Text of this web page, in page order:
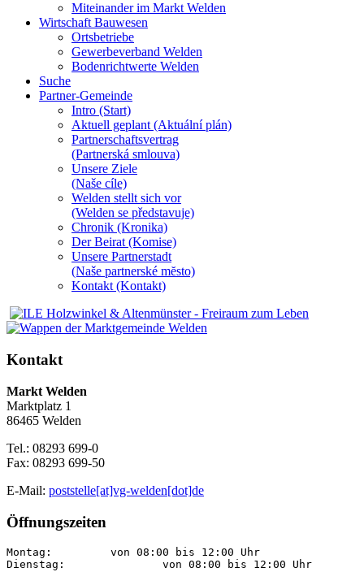
Miteinander im Markt Welden
Wirtschaft Bauwesen
Ortsbetriebe
Gewerbeverband Welden
Bodenrichtwerte Welden
Suche
Partner-Gemeinde
Intro (Start)
Aktuell geplant (Aktuální plán)
Partnerschaftsvertrag
(Partnerská smlouva)
Unsere Ziele
(Naše cíle)
Welden stellt sich vor
(Welden se představuje)
Chronik (Kronika)
Der Beirat (Komise)
Unsere Partnerstadt
(Naše partnerské mĕsto)
Kontakt (Kontakt)
Kontakt
Markt Welden
Marktplatz 1
86465 Welden
Tel.: 08293 699-0
Fax: 08293 699-50
E-Mail: poststelle[at]vg-welden[dot]de
Öffnungszeiten
Montag:		von 08:00 bis 12:00 Uhr
Dienstag:		von 08:00 bis 12:00 Uhr